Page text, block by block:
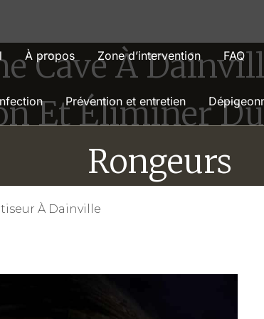
À propos Zone d’intervention FAQ
Prévention et entretien
Cave À
Et Éliminer
Rongeurs
À Dainville